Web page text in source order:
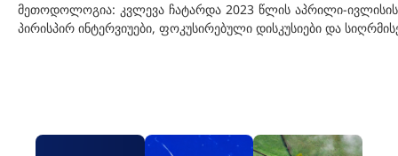
მეთოდოლოგია: კვლევა ჩატარდა 2023 წლის აპრილი-
პირისპირ ინტერვიუები, ფოკუსირებული დისკუსიები და